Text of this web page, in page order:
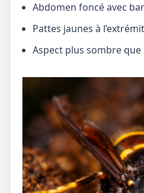
Abdomen foncé avec
Pattes jaunes à
Aspect plus sombre